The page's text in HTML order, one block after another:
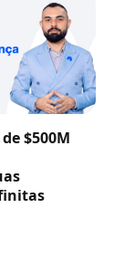
$500M